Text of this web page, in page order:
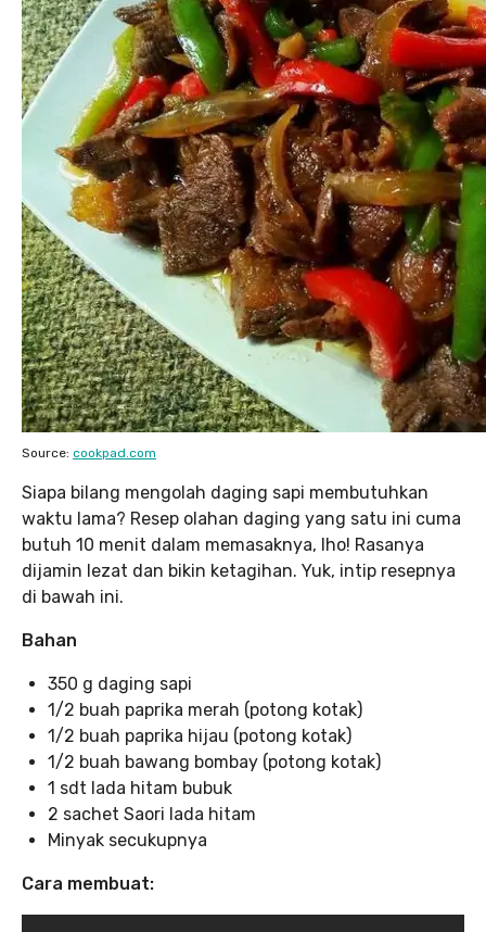
Source: cookpad.com
Siapa bilang mengolah daging sapi membutuhkan
waktu lama? Resep olahan daging yang satu ini cuma
butuh 10 menit dalam memasaknya, lho! Rasanya
dijamin lezat dan bikin ketagihan. Yuk, intip resepnya
di bawah ini.
Bahan
350 g daging sapi
1/2 buah paprika merah (potong kotak)
1/2 buah paprika hijau (potong kotak)
1/2 buah bawang bombay (potong kotak)
1 sdt lada hitam bubuk
2 sachet Saori lada hitam
Minyak secukupnya
Cara membuat: